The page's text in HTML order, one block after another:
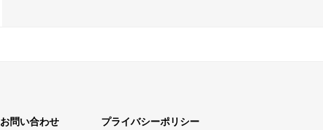
お問い合わせ プライバシーポリシー